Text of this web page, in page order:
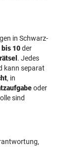
in Schwarz-
bis 10der
. Jedes
kann separat
, in
oder
sind